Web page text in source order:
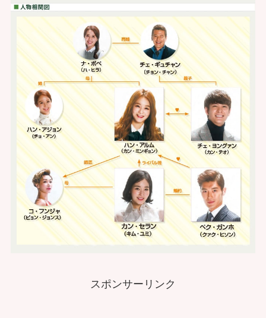
スポンサーリンク